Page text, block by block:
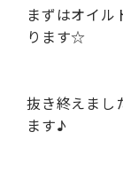
まずはオイル
ります☆
抜き終えまし
ます♪